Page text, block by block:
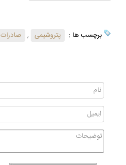
برچسب ها : پتروشیمی , صادرات